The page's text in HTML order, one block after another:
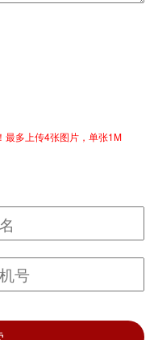
最多上传4张图片，单张1M